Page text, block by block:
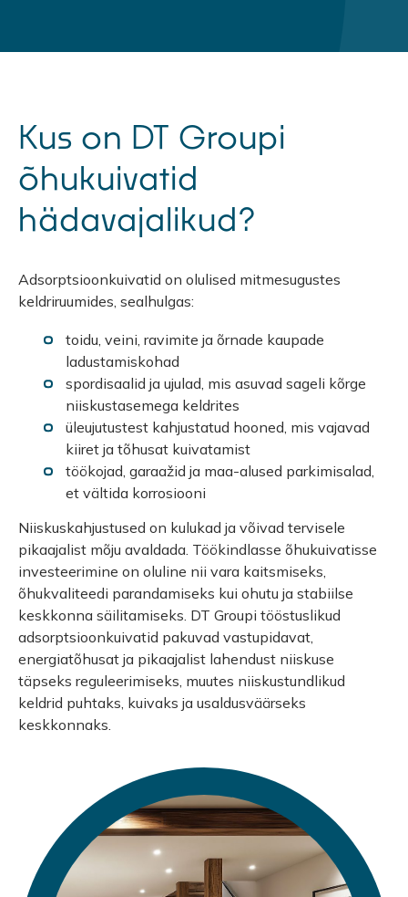
Kus on DT Groupi
õhukuivatid
hädavajalikud?
Adsorptsioonkuivatid on olulised mitmesugustes
keldriruumides, sealhulgas:
toidu, veini, ravimite ja õrnade kaupade
ladustamiskohad
spordisaalid ja ujulad, mis asuvad sageli kõrge
niiskustasemega keldrites
üleujutustest kahjustatud hooned, mis vajavad
kiiret ja tõhusat kuivatamist
töökojad, garaažid ja maa-alused parkimisalad,
et vältida korrosiooni
Niiskuskahjustused on kulukad ja võivad tervisele
pikaajalist mõju avaldada. Töökindlasse õhukuivatisse
investeerimine on oluline nii vara kaitsmiseks,
õhukvaliteedi parandamiseks kui ohutu ja stabiilse
keskkonna säilitamiseks. DT Groupi tööstuslikud
adsorptsioonkuivatid pakuvad vastupidavat,
energiatõhusat ja pikaajalist lahendust niiskuse
täpseks reguleerimiseks, muutes niiskustundlikud
keldrid puhtaks, kuivaks ja usaldusväärseks
keskkonnaks.